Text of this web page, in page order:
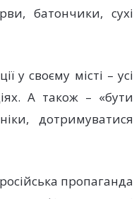
батончики, сухі
у своєму місті – усі
А також – «бути
дотримуватися
пропаганда